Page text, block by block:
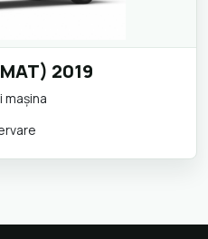
2019
maşina